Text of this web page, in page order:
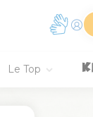
Le Top